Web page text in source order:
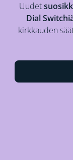
Uudet
Dial
kirkkauden